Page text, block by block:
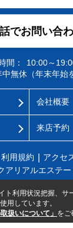
でお問い合
間：
10:00～
中無休（年末年始
会社概要
来店予約
利用規約 アクセ
アリアルエステ
ト利用状況把握、サ
用しています。
扱いについて」 をご